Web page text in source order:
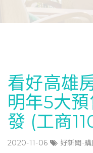
看好高雄
明年5大
發 (工商
2020-11-06 好新聞-購